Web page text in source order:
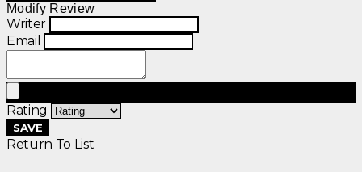
Modify Review
Writer
Email
Rating
SAVE
Return To List